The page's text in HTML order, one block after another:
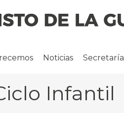
Noticias Secretaría
Infantil